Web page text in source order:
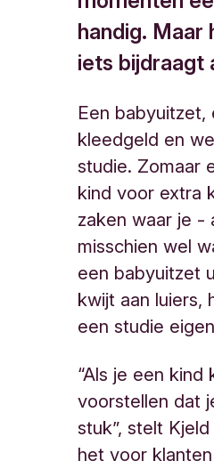
handig. Maar
iets bijdraagt
Een
kleedgeld en
studie. Zomaar
kind voor extra
zaken waar je -
misschien wel
een babyuitzet
kwijt aan luiers,
een studie
“Als je een
voorstellen dat
stuk”, stelt
het voor